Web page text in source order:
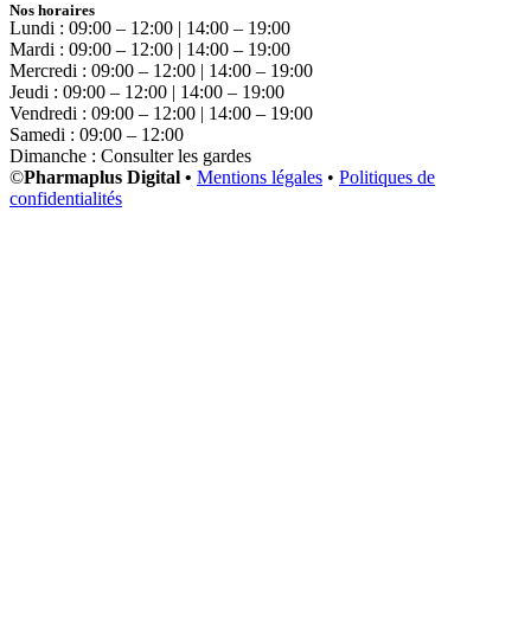
Nos horaires
Lundi : 09:00 – 12:00 | 14:00 – 19:00
Mardi : 09:00 – 12:00 | 14:00 – 19:00
Mercredi : 09:00 – 12:00 | 14:00 – 19:00
Jeudi : 09:00 – 12:00 | 14:00 – 19:00
Vendredi : 09:00 – 12:00 | 14:00 – 19:00
Samedi : 09:00 – 12:00
Dimanche : Consulter les gardes
©Pharmaplus Digital • Mentions légales • Politiques de
confidentialités